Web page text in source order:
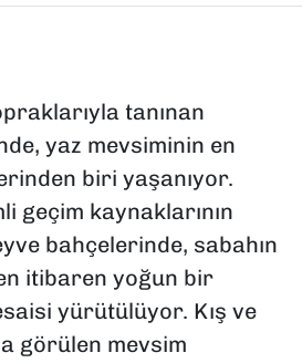
tanınan
yaz mevsiminin en
biri yaşanıyor.
geçim kaynaklarının
bahçelerinde, sabahın
itibaren yoğun bir
yürütülüyor. Kış ve
görülen mevsim